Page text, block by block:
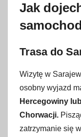
Jak
Trasa do
Wizytę w
osobny wyjazd
Hercegowiny
Chorwacji.
zatrzymanie się